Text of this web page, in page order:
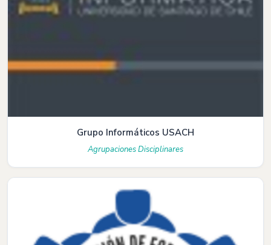
Grupo Informáticos USACH
Agrupaciones Disciplinares